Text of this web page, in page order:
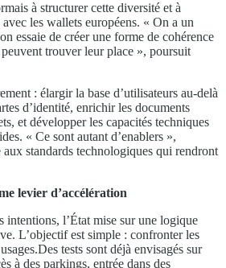
à structurer cette diversité et à
les wallets européens. « On a un
essaie de créer une forme de cohérence
trouver leur place », poursuit
: élargir la base d’utilisateurs au-delà
d’identité, enrichir les documents
et développer les capacités techniques
« Ce sont autant d’enablers »,
standards technologiques qui rendront
levier d’accélération
intentions, l’État mise sur une logique
L’objectif est simple : confronter les
tests sont déjà envisagés sur
à des parkings, entrée dans des